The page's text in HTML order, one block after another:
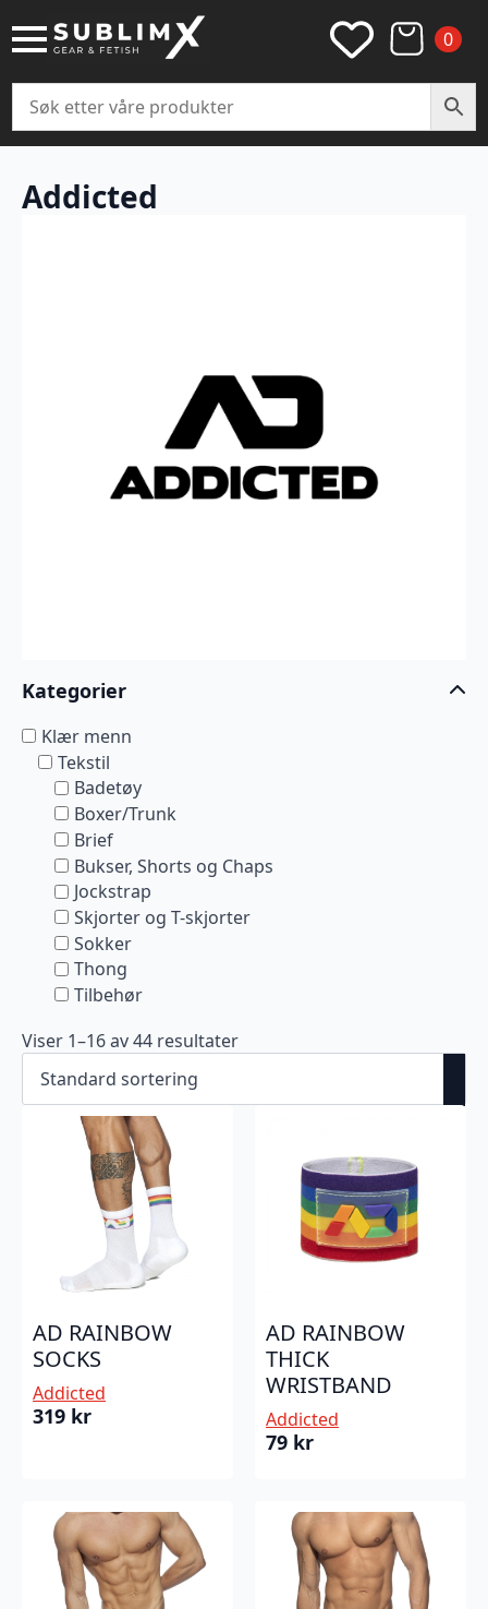
0
Addicted
Kategorier
Klær menn
Tekstil
Badetøy
Boxer/Trunk
Brief
Bukser, Shorts og Chaps
Jockstrap
Skjorter og T-skjorter
Sokker
Thong
Tilbehør
Viser 1–16 av 44 resultater
AD RAINBOW
SOCKS
Addicted
319 kr
AD RAINBOW
THICK
WRISTBAND
Addicted
79 kr